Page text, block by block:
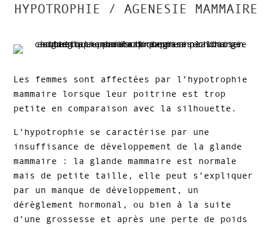
HYPOTROPHIE / AGENESIE MAMMAIRE
Les femmes sont affectées par l’hypotrophie
mammaire lorsque leur poitrine est trop
petite en comparaison avec la silhouette.
L’hypotrophie se caractérise par une
insuffisance de développement de la glande
mammaire : la glande mammaire est normale
mais de petite taille, elle peut s’expliquer
par un manque de développement, un
dérèglement hormonal, ou bien à la suite
d’une grossesse et après une perte de poids